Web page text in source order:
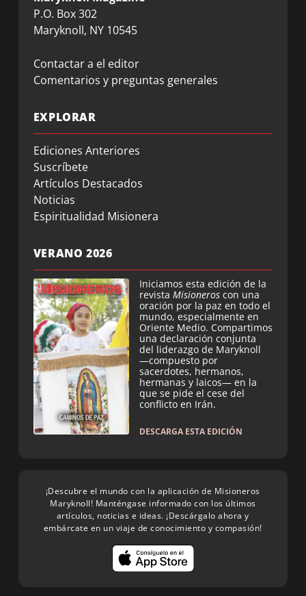
P.O. Box 302
Maryknoll, NY 10545
Contactar a el editor
Comentarios y preguntas generales
EXPLORAR
Ediciones Anteriores
Suscríbete
Artículos Destacados
Noticias
Espiritualidad Misionera
VERANO 2026
Iniciamos esta edición de la
revista Misioneros con una
oración por la paz en todo el
mundo, especialmente en
Oriente Medio. Compartimos
una declaración conjunta
del liderazgo de Maryknoll
—compuesto por
sacerdotes, hermanos,
hermanas y laicos— en la
que se pide el cese del
conflicto en Irán.
DESCARGA ESTA EDICIÓN
¡Descubre el mundo con la aplicación de Misioneros
Maryknoll! Manténgase informado con los últimos
artículos, noticias e ideas. ¡Descárgalo ahora y
embárcate en un viaje de conocimiento y compasión!